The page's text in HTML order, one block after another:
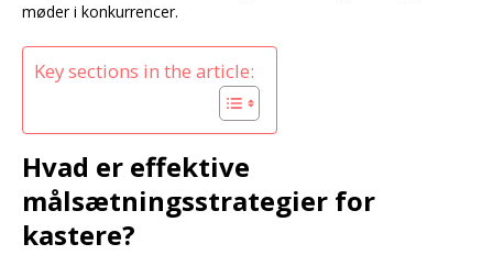
møder i konkurrencer.
Key sections in the article:
Hvad er effektive
målsætningsstrategier for
kastere?